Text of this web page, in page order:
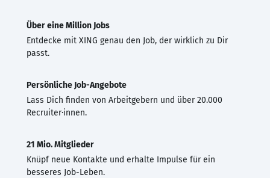
Über eine Million Jobs
Entdecke mit XING genau den Job, der wirklich zu Dir
passt.
Persönliche Job-Angebote
Lass Dich finden von Arbeitgebern und über 20.000
Recruiter·innen.
21 Mio. Mitglieder
Knüpf neue Kontakte und erhalte Impulse für ein
besseres Job-Leben.